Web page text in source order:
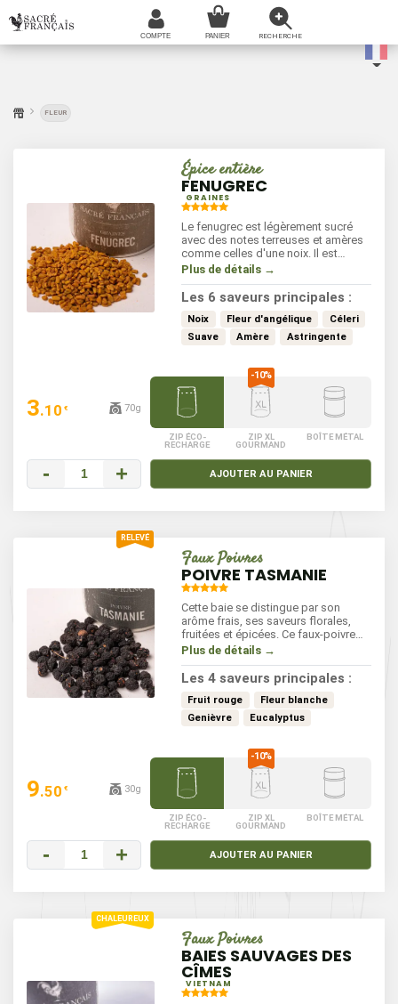
FLEUR
Épice entière
FENUGREC
GRAINES
Le fenugrec est légèrement sucré
avec des notes terreuses et amères
comme celles d'une noix. Il est
utilisée dans de nombreux plats, il
complexité aux currys, aux plats
mijotés et aux marinades.
Plus de détails →
Les 6 saveurs principales :
Noix Fleur d'angélique
Céleri
Suave
Amère Astringente
3.10 € 70g
ZIP ÉCO-
RECHARGE
ZIP XL
GOURMAND
BOÎTE MÉTAL
- + AJOUTER AU PANIER
Faux Poivres
POIVRE TASMANIE
Cette baie se distingue par son
arôme frais, ses saveurs florales,
fruitées et épicées. Ce faux-poivre
original apporte une touche unique à
Idéal pour rehausser vos marinades,
sauces, et desserts, il s'utilise
facilement, à saupoudrer en fin de
cuisson pour préserver ses saveurs.
Plus de détails →
Les 4 saveurs principales :
Fruit rouge
Fleur blanche
Genièvre
Eucalyptus
9.50 € 30g
ZIP ÉCO-
RECHARGE
ZIP XL
GOURMAND
BOÎTE MÉTAL
- + AJOUTER AU PANIER
Faux Poivres
BAIES SAUVAGES DES
CÎMES
VIETNAM